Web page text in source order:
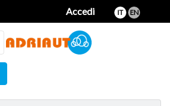
Accedi IT EN